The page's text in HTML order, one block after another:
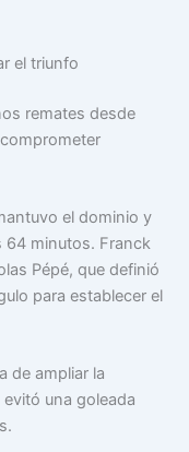
el triunfo
remates desde
el dominio y
64 minutos. Franck
Pépé, que definió
para establecer el
de ampliar la
una goleada